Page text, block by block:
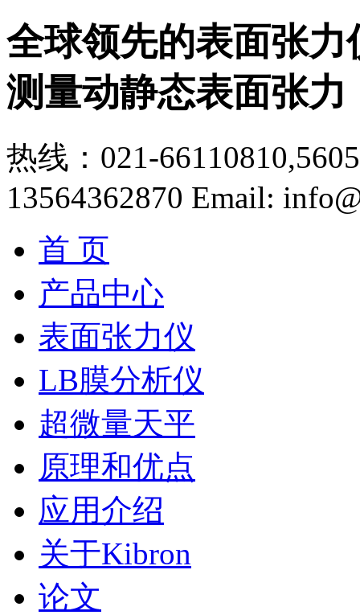
全球领先的表面张
测量动静态表面张力
热线：021-
13564362870 Email:
首 页
产品中心
表面张力仪
LB膜分析仪
超微量天平
原理和优点
应用介绍
关于Kibron
论文